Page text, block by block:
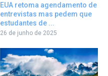
EUA retoma agendamento de
entrevistas mas pedem que
estudantes de ...
26 de junho de 2025